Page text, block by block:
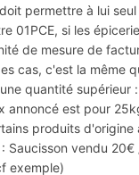
permettre à lui
01PCE, si les
de mesure de
cas, c'est la même
quantité
annoncé est pour
produits d'origine
Saucisson vendu
exemple)